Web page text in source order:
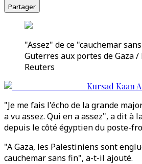
Partager
"Assez" de ce "cauchemar
Guterres aux portes de Gaza /
Reuters
Kursad Kaan
"Je me fais l'écho de la grande
a vu assez. Qui en a assez", a dit à
depuis le côté égyptien du poste-
"A Gaza, les Palestiniens sont
cauchemar sans fin", a-t-il ajouté.